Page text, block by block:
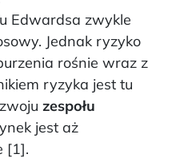
Edwardsa zwykle
Jednak ryzyko
rośnie wraz z
ryzyka jest tu
zespołu
jest aż
[1].